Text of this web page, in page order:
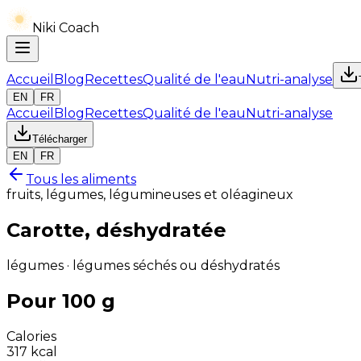
Niki Coach
Accueil BlogRecettesQualité de l'eauNutri-analyse
EN
FR
Accueil BlogRecettesQualité de l'eauNutri-analyse
Télécharger
EN
FR
Tous les aliments
fruits, légumes, légumineuses et oléagineux
Carotte, déshydratée
légumes · légumes séchés ou déshydratés
Pour 100 g
Calories
317 kcal